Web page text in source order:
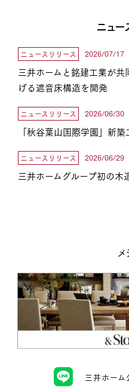
ニュー
ニュースリリース 2026/07/17
三井ホームと銘建工業が
げる遮音床構造を開発
ニュースリリース 2026/06/30
「秋谷葉山国際学園」新
ニュースリリース 2026/06/29
三井ホームグループ初の木
メ
三井ホー